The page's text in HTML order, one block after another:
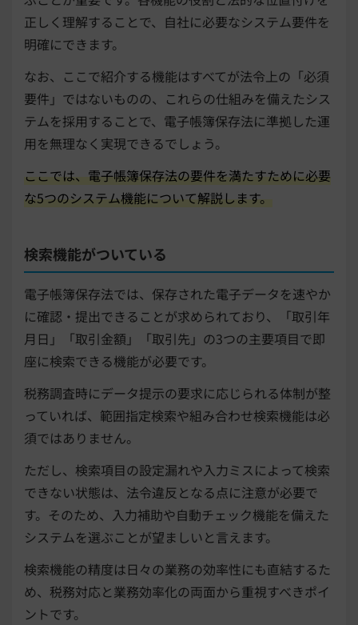
正しく理解することで、自社に必要なシステム要件を
明確にできます。
なお、ここで紹介する機能はすべてが法令上の「必須
要件」ではないものの、これらの仕組みを備えたシス
テムを採用することで、電子帳簿保存法に準拠した運
用を無理なく実現できるでしょう。
ここでは、電子帳簿保存法の要件を満たすために必要
な5つのシステム機能について解説します。
検索機能がついている
電子帳簿保存法では、保存された電子データを速やか
に確認・提出できることが求められており、「取引年
月日」「取引金額」「取引先」の3つの主要項目で即
座に検索できる機能が必要です。
税務調査時にデータ提示の要求に応じられる体制が整
っていれば、範囲指定検索や組み合わせ検索機能は必
須ではありません。
ただし、検索項目の設定漏れや入力ミスによって検索
できない状態は、法令違反となる点に注意が必要で
す。そのため、入力補助や自動チェック機能を備えた
システムを選ぶことが望ましいと言えます。
検索機能の精度は日々の業務の効率性にも直結するた
め、税務対応と業務効率化の両面から重視すべきポイ
ントです。